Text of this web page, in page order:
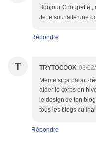
Bonjour Choupette ,
Je te souhaite une
Répondre
T TRYTOCOOK 03/
Meme si ça parait
aider le corps en
le design de ton
tous les blogs
Répondre